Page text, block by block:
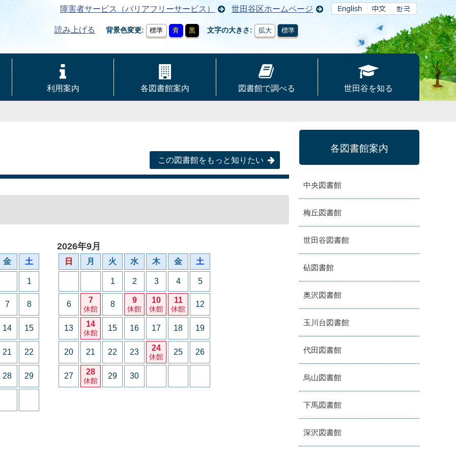
障害者サービス（バリアフリーサービス） 世田谷区ホームページ
読み上げる 背景色変更 標準 青 黒 文字の大きさ 拡大 標準
利用案内 各図書館案内 図書館で調べる 世田谷を知る
この図書館をもっと知りたい
金 土
1
7 8
14 15
21 22
28 29
2026年9月
日 月 火 水 木 金 土
1 2 3 4 5
6 7
休館
8 9
休館
10
休館
11
休館
12
13 14
休館
15 16 17 18 19
20 21 22 23 24
休館
25 26
27 28
休館
29 30
各図書館案内
中央図書館
梅丘図書館
世田谷図書館
砧図書館
奥沢図書館
玉川台図書館
代田図書館
烏山図書館
下馬図書館
深沢図書館